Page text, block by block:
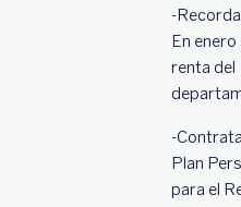
-
En enero
renta del
-
Plan
para el